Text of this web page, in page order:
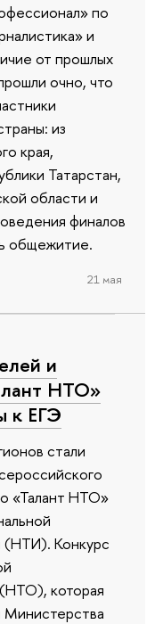
по
и
от прошлых
очно, что
из
края,
Татарстан,
области и
финалов
общежитие.
21 мая
и
НТО»
к ЕГЭ
стали
«Талант НТО»
(НТИ). Конкурс
которая
Министерства